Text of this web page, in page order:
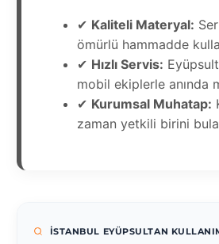
✔ Kaliteli Materyal:
ömürlü hammadde
✔ Hızlı Servis:
mobil ekiplerle anında
✔ Kurumsal Muhatap:
zaman yetkili birini
İSTANBUL EYÜPSULTAN